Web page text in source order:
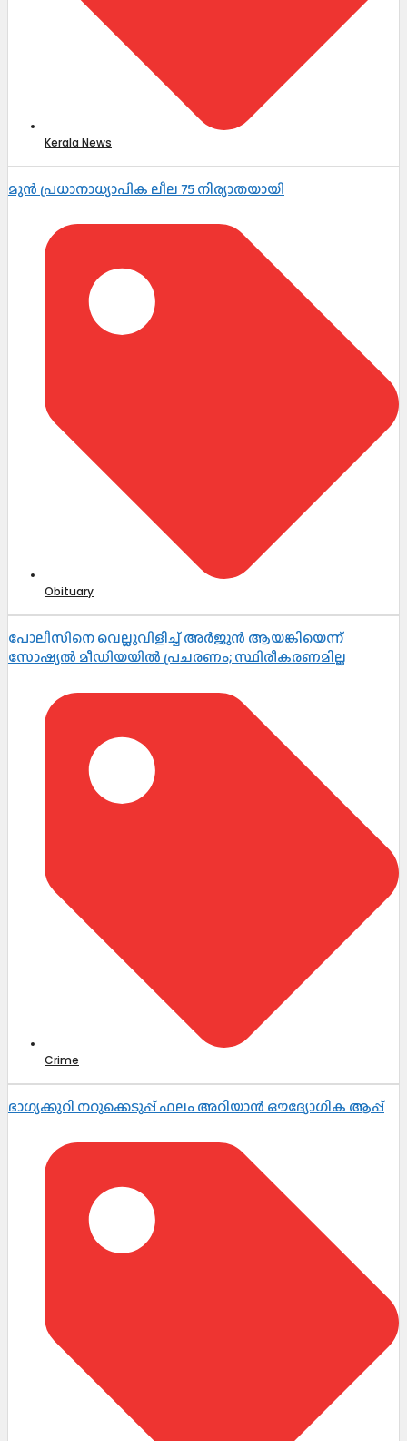
Kerala News
മുൻ പ്രധാനാധ്യാപിക ലീല 75 നിര്യാതയായി
Obituary
പോലീസിനെ വെല്ലുവിളിച്ച് അർജുൻ ആയങ്കിയെന്ന്
സോഷ്യൽ മീഡിയയിൽ പ്രചരണം; സ്ഥിരീകരണമില്ല
Crime
ഭാഗ്യക്കുറി നറുക്കെടുപ്പ് ഫലം അറിയാൻ ഔദ്യോഗിക ആപ്പ്